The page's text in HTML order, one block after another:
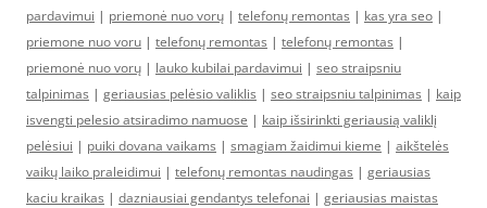
pardavimui | priemonė nuo vorų | telefonų remontas | kas yra seo |
priemone nuo voru | telefonų remontas | telefonų remontas |
priemonė nuo vorų | lauko kubilai pardavimui | seo straipsniu
talpinimas | geriausias pelėsio valiklis | seo straipsniu talpinimas | kaip
isvengti pelesio atsiradimo namuose | kaip išsirinkti geriausią valiklį
pelėsiui | puiki dovana vaikams | smagiam žaidimui kieme | aikštelės
vaikų laiko praleidimui | telefonų remontas naudingas | geriausias
kaciu kraikas | dazniausiai gendantys telefonai | geriausias maistas